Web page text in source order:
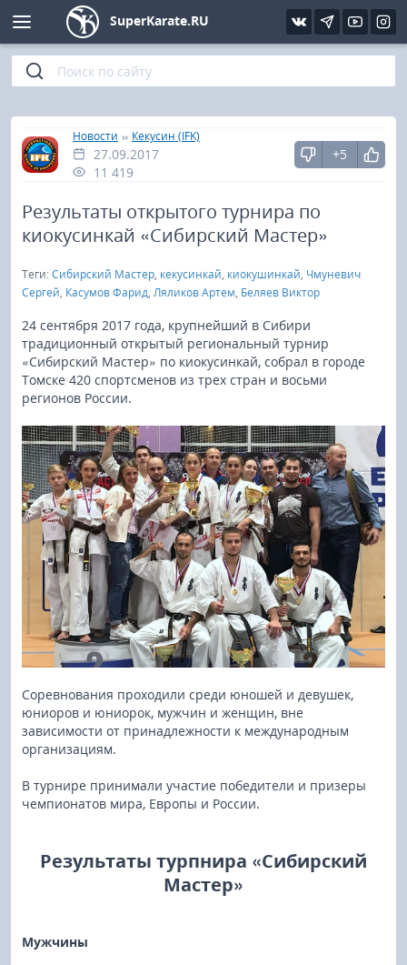
SuperKarate.RU
Главная
»
Новости » Кекусин (IFK)
27.09.2017
11 419
+5
Результаты открытого турнира по
киокусинкай «Сибирский Мастер»
Теги:Сибирский Мастер, кекусинкай, киокушинкай, Чмуневич
Сергей, Касумов Фарид, Ляликов Артем, Беляев Виктор
24 сентября 2017 года, крупнейший в Сибири
традиционный открытый региональный турнир
«Сибирский Мастер» по киокусинкай, собрал в городе
Томске 420 спортсменов из трех стран и восьми
регионов России.
Соревнования проходили среди юношей и девушек,
юниоров и юниорок, мужчин и женщин, вне
зависимости от принадлежности к международным
организациям.
В турнире принимали участие победители и призеры
чемпионатов мира, Европы и России.
Результаты турпнира «Сибирский
Мастер»
Мужчины
Киокушинкай
Кёкусин (IFK)
Шинкиокушинкай
Кекусин-кан
Бокс
UFC и MMA
Муай тай
Фото
Видео
Интервью
Статьи
Уроки каратэ
Файлы
Библиотека